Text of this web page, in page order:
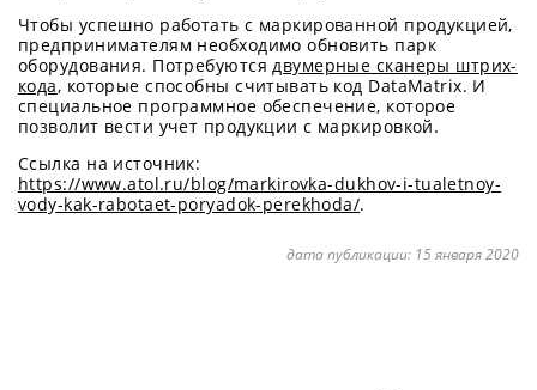
Чтобы успешно работать с маркированной продукцией,
предпринимателям необходимо обновить парк
оборудования. Потребуются двумерные сканеры штрих-
кода, которые способны считывать код DataMatrix. И
специальное программное обеспечение, которое
позволит вести учет продукции с маркировкой.
Ссылка на источник:
https://www.atol.ru/blog/markirovka-dukhov-i-tualetnoy-
vody-kak-rabotaet-poryadok-perekhoda/.
дата публикации: 15 января 2020